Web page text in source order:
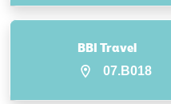
BBI Travel
07.B018